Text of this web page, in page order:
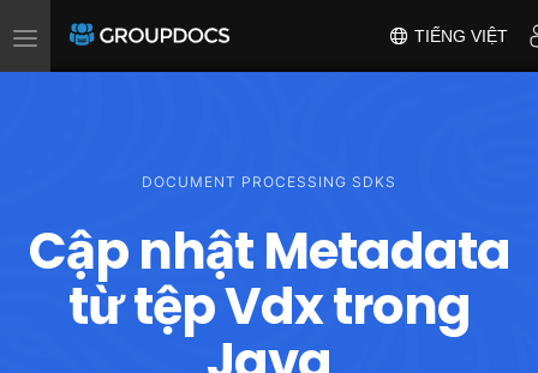
Toggle
navigation
TIẾNG VIỆT
DOCUMENT PROCESSING SDKS
Cập nhật Metadata
từ tệp Vdx trong